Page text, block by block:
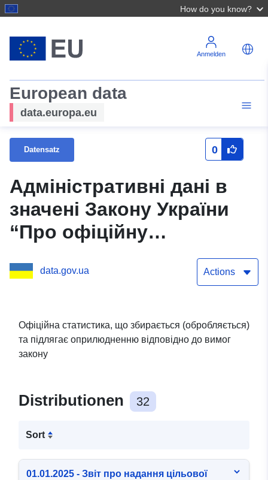
How do you know?
Anmelden
European data
data.europa.eu
Datensatz 0
Адміністративні дані в
значені Закону України
“Про офіційну
збираються
Головним управлінням
Пенсійного фонду
області та підлягають
оприлюдненню
відповідно до вимог
закону
data.gov.ua Actions
Офіційна статистика, що збирається (обробляється)
та підлягає оприлюдненню відповідно до вимог
закону
Distributionen 32
Sort
01.01.2025 - Звіт про надання цільової